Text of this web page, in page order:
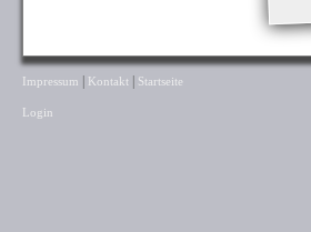
Impressum | Kontakt | Startseite
Login